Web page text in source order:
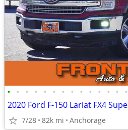
• • • • • • • • • • • • • •
7/28 82k mi Anchorage